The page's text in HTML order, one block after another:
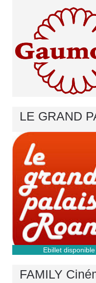
Ebillet disponible
LE GRAND
FAMILY